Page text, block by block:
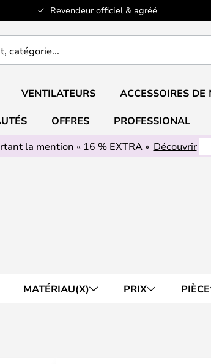
Revendeur officiel & agréé
VENTILATEURS ACCESSOIRES DE
OFFRES
PROFESSIONAL
la mention « 16 % EXTRA » Découvrir
MATÉRIAU(X) PRIX PIÈCE